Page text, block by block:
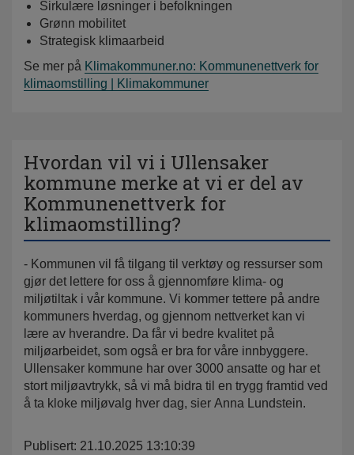
Sirkulære løsninger i befolkningen
Grønn mobilitet
Strategisk klimaarbeid
Se mer på Klimakommuner.no: Kommunenettverk for
klimaomstilling | Klimakommuner
Hvordan vil vi i Ullensaker
kommune merke at vi er del av
Kommunenettverk for
klimaomstilling?
- Kommunen vil få tilgang til verktøy og ressurser som
gjør det lettere for oss å gjennomføre klima- og
miljøtiltak i vår kommune. Vi kommer tettere på andre
kommuners hverdag, og gjennom nettverket kan vi
lære av hverandre. Da får vi bedre kvalitet på
miljøarbeidet, som også er bra for våre innbyggere.
Ullensaker kommune har over 3000 ansatte og har et
stort miljøavtrykk, så vi må bidra til en trygg framtid ved
å ta kloke miljøvalg hver dag, sier Anna Lundstein.
Publisert: 21.10.2025 13:10:39